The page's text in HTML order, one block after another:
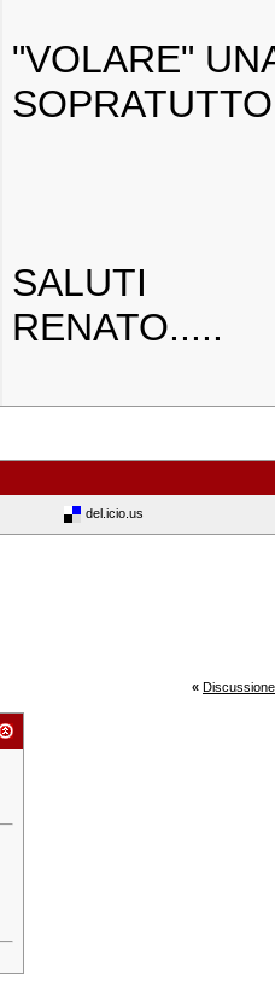
"VOLARE"
SALUTI
RENATO.....
del.icio.us
«